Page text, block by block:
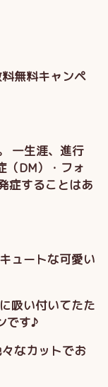
無料キャンペ
一生涯、進行
（DM）・フォ
症することはあ
ュートな可愛い
吸い付いてたた
です♪
なカットでお